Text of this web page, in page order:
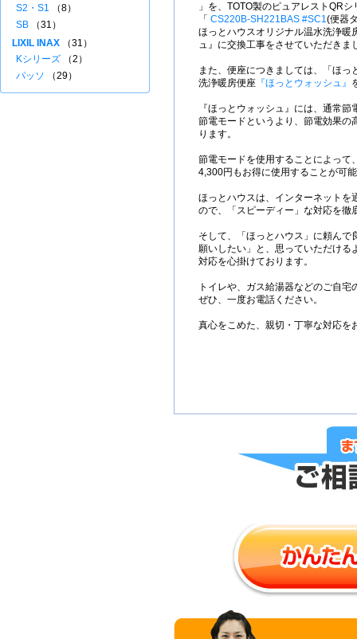
」を、TOTO製のピュアレストQRシ
「 CS220B-SH221BAS #SC1(便器
ほっとハウスオリジナル温水洗浄暖
ュ』に交換工事をさせていただきま
また、便座につきましては、「ほっ
洗浄暖房便座 『ほっとウォッシュ』
『ほっとウォッシュ』には、通常
節電モードというより、節電効果の
ります。
節電モードを使用することによって
4,300円もお得に使用することが可
ほっとハウスは、インターネットを
ので、「スピーディー」な対応を徹
そして、「ほっとハウス」に頼んで
願いしたい」と、思っていただける
対応を心掛けております。
トイレや、ガス給湯器などのご自
ぜひ、一度お電話ください。
真心をこめた、親切・丁寧な対応を
S2・S1 （8）
SB （31）
LIXIL INAX （31）
Kシリーズ （2）
パッソ （29）